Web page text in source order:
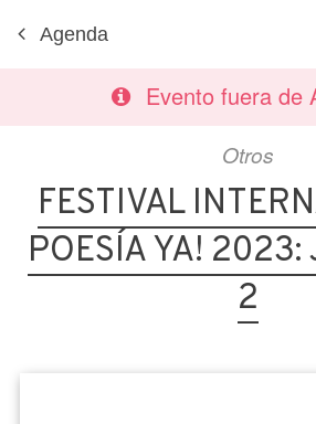
Agenda
Evento fuera de
Otros
FESTIVAL
POESÍA YA! 2023:
2